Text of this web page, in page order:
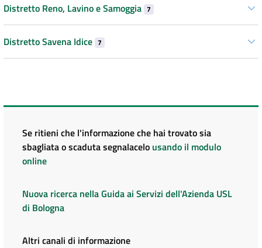
Distretto Reno, Lavino e Samoggia 7
Distretto Savena Idice 7
Se ritieni che l'informazione che hai trovato sia
sbagliata o scaduta segnalacelo usando il modulo
online
Nuova ricerca nella Guida ai Servizi dell'Azienda USL
di Bologna
Altri canali di informazione